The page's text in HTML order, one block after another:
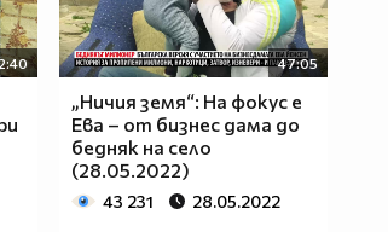
47:05
„Ничия земя“: На фокус е
Ева – от бизнес дама до
бедняк на село
(28.05.2022)
43 231 28.05.2022